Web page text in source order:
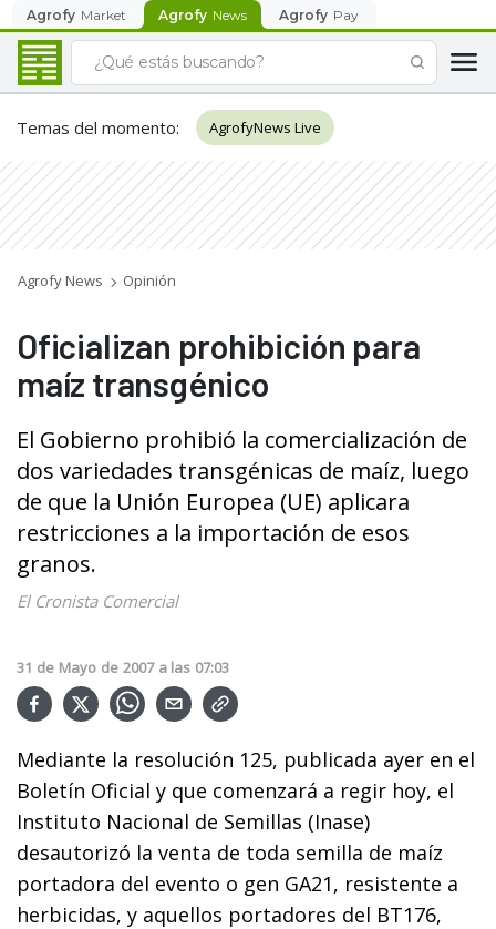
Agrofy Market Agrofy News Agrofy Pay
Temas del momento: AgrofyNews Live
Agrofy News Opinión
Oficializan prohibición para
maíz transgénico
El Gobierno prohibió la comercialización de
dos variedades transgénicas de maíz, luego
de que la Unión Europea (UE) aplicara
restricciones a la importación de esos
granos.
El Cronista Comercial
31 de Mayo de 2007 a las 07:03
Mediante la resolución 125, publicada ayer en el
Boletín Oficial y que comenzará a regir hoy, el
Instituto Nacional de Semillas (Inase)
desautorizó la venta de toda semilla de maíz
portadora del evento o gen GA21, resistente a
herbicidas, y aquellos portadores del BT176,